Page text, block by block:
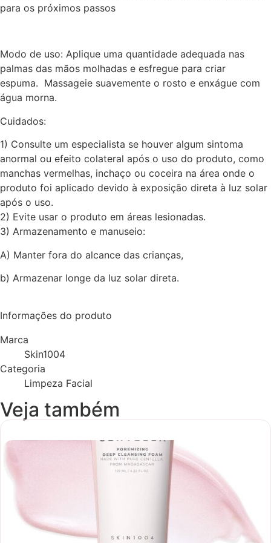
para os próximos passos
Modo de uso: Aplique uma quantidade adequada nas
palmas das mãos molhadas e esfregue para criar
espuma. Massageie suavemente o rosto e enxágue com
água morna.
Cuidados:
1) Consulte um especialista se houver algum sintoma
anormal ou efeito colateral após o uso do produto, como
manchas vermelhas, inchaço ou coceira na área onde o
produto foi aplicado devido à exposição direta à luz solar
após o uso.
2) Evite usar o produto em áreas lesionadas.
3) Armazenamento e manuseio:
A) Manter fora do alcance das crianças,
b) Armazenar longe da luz solar direta.
Informações do produto
Marca
Skin1004
Categoria
Limpeza Facial
Veja também